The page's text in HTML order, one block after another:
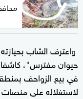
واعترف الشاب
حيوان مفترس"،
في بيع الزواحف
لاستغلاله على منصات